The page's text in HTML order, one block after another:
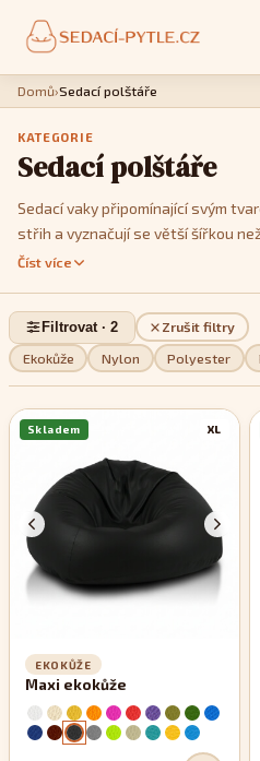
Domů›Sedací polštáře
KATEGORIE
Sedací polštáře
Sedací vaky připomínající svým
střih a vyznačují se větší šířkou
jako křesla, postavíte li je na kratší
pomocí kterých je můžete
imitující menší sedačku. Pokud jde
vybrat z jednobarevných,
vzorovaných modelů, podle toho,
vašeho interiéru.
Číst více
Ekokůže Nylon Polyester
Zrušit filtry
Filtrovat · 2
XL
Skladem
EKOKŮŽE
Maxi ekokůže